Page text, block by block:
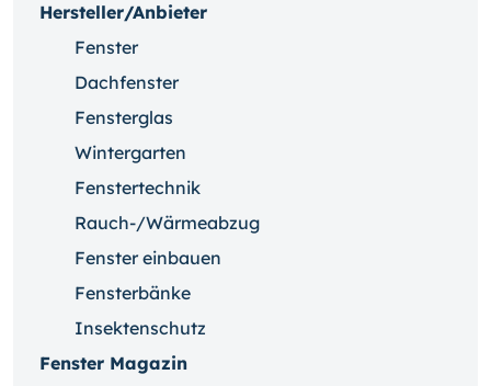
Hersteller/Anbieter
Fenster
Dachfenster
Fensterglas
Wintergarten
Fenstertechnik
Rauch-/Wärmeabzug
Fenster einbauen
Fensterbänke
Insektenschutz
Fenster Magazin